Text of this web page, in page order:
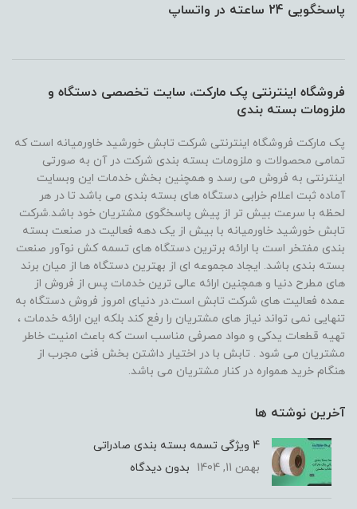
پاسخگویی 24 ساعته در واتساپ
فروشگاه اینترنتی پک مارکت، سایت تخصصی دستگاه و
ملزومات بسته بندی
پک مارکت فروشگاه اینترنتی شرکت تابش خورشید خاورمیانه است که
تمامی محصولات و ملزومات بسته بندی شرکت در آن به صورتی
اینترنتی به فروش می رسد و همچنین بخش خدمات این وبسایت
آماده ثبت اعلام خرابی دستگاه های بسته بندی می باشد تا در هر
لحظه با سرعت بیش تر از پیش پاسخگوی مشتریان خود باشد.شرکت
تابش خورشید خاورمیانه با بیش از یک دهه فعالیت در صنعت بسته
بندی مفتخر است با ارائه برترین دستگاه های تسمه کش نوآور صنعت
بسته بندی باشد. ایجاد مجموعه ای از بهترین دستگاه ها از میان برند
های مطرح دنیا و همچنین ارائه عالی ترین خدمات پس از فروش از
عمده فعالیت های شرکت تابش است.در دنیای امروز فروش دستگاه به
تنهایی نمی تواند نیاز های مشتریان را رفع کند بلکه این ارائه خدمات ،
تهیه قطعات یدکی و مواد مصرفی مناسب است که باعث امنیت خاطر
مشتریان می شود . تابش با در اختیار داشتن بخش فنی مجرب از
هنگام خرید همواره در کنار مشتریان می باشد.
آخرین نوشته ها
4 ویژگی تسمه بسته‌ بندی صادراتی
بهمن 11, 1404
بدون دیدگاه